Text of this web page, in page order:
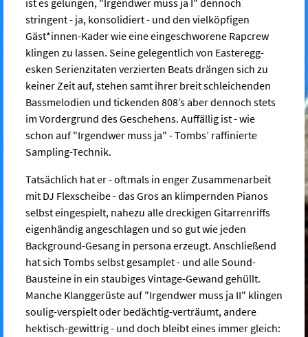
ist es gelungen, "Irgendwer muss ja I" dennoch
stringent - ja, konsolidiert - und den vielköpfigen
Gäst*innen-Kader wie eine eingeschworene Rapcrew
klingen zu lassen. Seine gelegentlich von Easteregg-
esken Serienzitaten verzierten Beats drängen sich zu
keiner Zeit auf, stehen samt ihrer breit schleichenden
Bassmelodien und tickenden 808’s aber dennoch stets
im Vordergrund des Geschehens. Auffällig ist - wie
schon auf "Irgendwer muss ja" - Tombs’ raffinierte
Sampling-Technik.
Tatsächlich hat er - oftmals in enger Zusammenarbeit
mit DJ Flexscheibe - das Gros an klimpernden Pianos
selbst eingespielt, nahezu alle dreckigen Gitarrenriffs
eigenhändig angeschlagen und so gut wie jeden
Background-Gesang in persona erzeugt. Anschließend
hat sich Tombs selbst gesamplet - und alle Sound-
Bausteine in ein staubiges Vintage-Gewand gehüllt.
Manche Klanggerüste auf "Irgendwer muss ja II" klingen
soulig-verspielt oder bedächtig-verträumt, andere
hektisch-gewittrig - und doch bleibt eines immer gleich: